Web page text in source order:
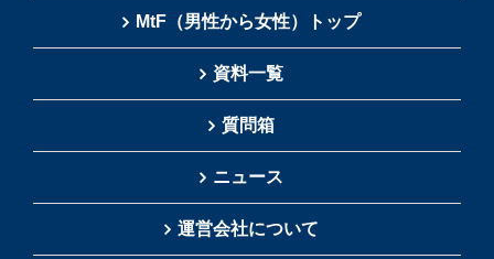
MtF（男性から女性）トップ
資料一覧
質問箱
ニュース
運営会社について